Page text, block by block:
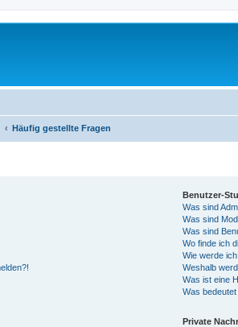
Häufig gestellte Fragen
Benutzer-
Was sind
Was sind
Was sind
Wo finde ich
Wie werde
Weshalb
Was ist eine
Was
Private